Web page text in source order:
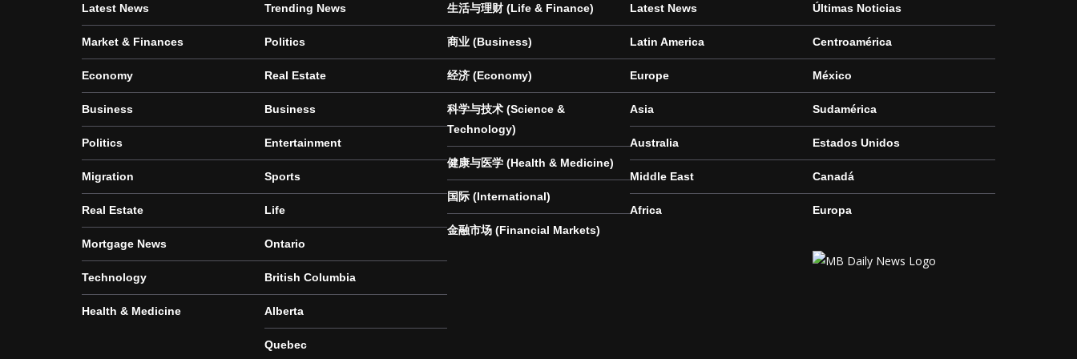
Latest News
Market & Finances
Economy
Business
Politics
Migration
Real Estate
Mortgage News
Technology
Health & Medicine
Trending News
Politics
Real Estate
Business
Entertainment
Sports
Life
Ontario
British Columbia
Alberta
Quebec
生活与理财 (Life & Finance)
商业 (Business)
经济 (Economy)
科学与技术 (Science &
Technology)
健康与医学 (Health & Medicine)
国际 (International)
金融市场 (Financial Markets)
Latest News
Latin America
Europe
Asia
Australia
Middle East
Africa
Últimas Noticias
Centroamérica
México
Sudamérica
Estados Unidos
Canadá
Europa